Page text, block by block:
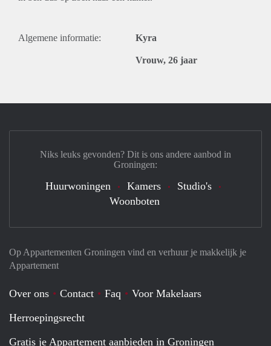
Algemene informatie: Kyra
Vrouw, 26 jaar
Op Appartementen Groningen vind en verhuur je makkelijk je
Appartement
Over ons Contact Faq
Voor Makelaars
Herroepingsrecht
Gratis je Appartement aanbieden in Groningen
Niks leuks gevonden? Dit is ons andere aanbod in
Groningen:
Huurwoningen Kamers
Studio's
Woonboten